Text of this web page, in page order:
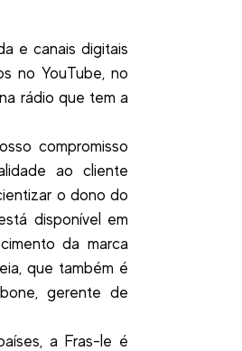
e canais digitais
no YouTube, no
rádio que tem a
compromisso
ao cliente
o dono do
disponível em
da marca
que também é
gerente de
a Fras-le é